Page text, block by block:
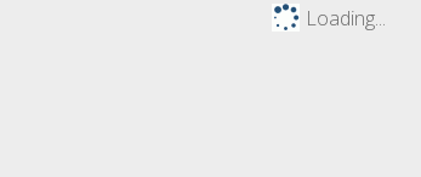
Loading...